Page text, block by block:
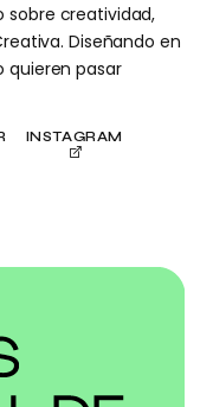
sobre creatividad,
Diseñando en
quieren pasar
INSTAGRAM